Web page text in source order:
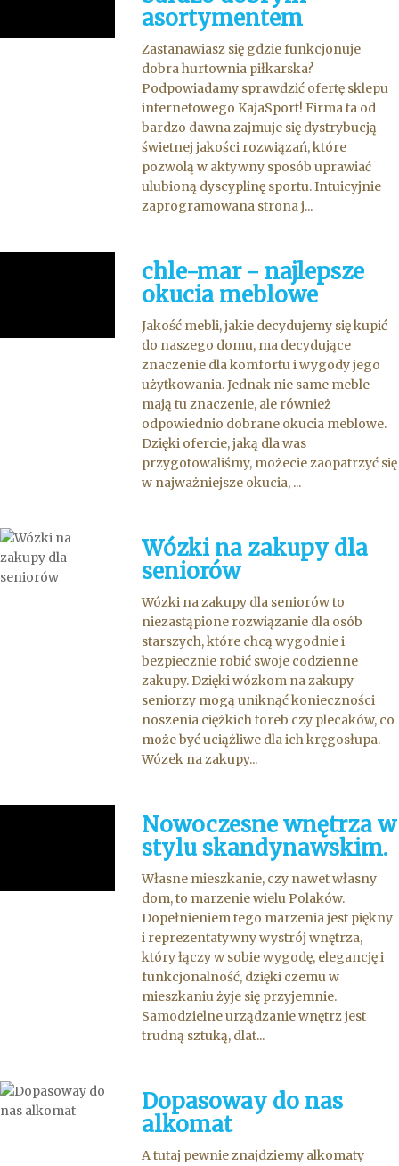
asortymentem
Zastanawiasz się gdzie funkcjonuje
dobra hurtownia piłkarska?
Podpowiadamy sprawdzić ofertę sklepu
internetowego KajaSport! Firma ta od
bardzo dawna zajmuje się dystrybucją
świetnej jakości rozwiązań, które
pozwolą w aktywny sposób uprawiać
ulubioną dyscyplinę sportu. Intuicyjnie
zaprogramowana strona j...
chle-mar - najlepsze
okucia meblowe
Jakość mebli, jakie decydujemy się kupić
do naszego domu, ma decydujące
znaczenie dla komfortu i wygody jego
użytkowania. Jednak nie same meble
mają tu znaczenie, ale również
odpowiednio dobrane okucia meblowe.
Dzięki ofercie, jaką dla was
przygotowaliśmy, możecie zaopatrzyć się
w najważniejsze okucia, ...
Wózki na zakupy dla
seniorów
Wózki na zakupy dla seniorów to
niezastąpione rozwiązanie dla osób
starszych, które chcą wygodnie i
bezpiecznie robić swoje codzienne
zakupy. Dzięki wózkom na zakupy
seniorzy mogą uniknąć konieczności
noszenia ciężkich toreb czy plecaków, co
może być uciążliwe dla ich kręgosłupa.
Wózek na zakupy...
Nowoczesne wnętrza w
stylu skandynawskim.
Własne mieszkanie, czy nawet własny
dom, to marzenie wielu Polaków.
Dopełnieniem tego marzenia jest piękny
i reprezentatywny wystrój wnętrza,
który łączy w sobie wygodę, elegancję i
funkcjonalność, dzięki czemu w
mieszkaniu żyje się przyjemnie.
Samodzielne urządzanie wnętrz jest
trudną sztuką, dlat...
Dopasoway do nas
alkomat
A tutaj pewnie znajdziemy alkomaty